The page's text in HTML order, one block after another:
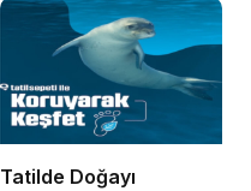
Tatilde Doğayı